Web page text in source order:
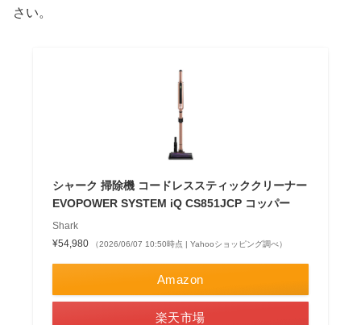
さい。
シャーク 掃除機 コードレススティッククリーナー
EVOPOWER SYSTEM iQ CS851JCP コッパー
Shark
¥54,980
（2026/06/07 10:50時点 | Yahooショッピング調べ）
Amazon
楽天市場